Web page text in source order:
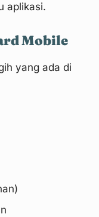
aplikasi.
Mobile
yang ada di